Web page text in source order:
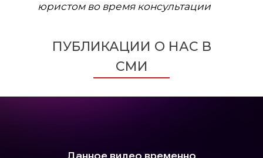
юристом во время консультации
ПУБЛИКАЦИИ О НАС В
СМИ